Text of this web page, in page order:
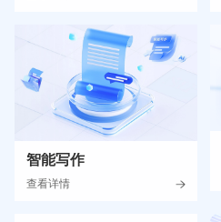
智能写作
查看详情